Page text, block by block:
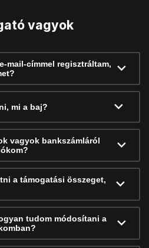
vagyok
mail-címmel regisztráltam,
mi a baj?
vagyok bankszámláról
a támogatási összeget,
tudom módosítani a